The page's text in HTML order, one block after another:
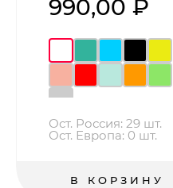
990,00 ₽
Ост. Россия: 29 шт.
Ост. Европа: 0 шт.
В КОРЗИНУ